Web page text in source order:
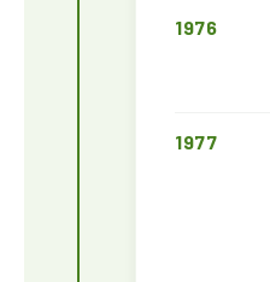
1976
1977